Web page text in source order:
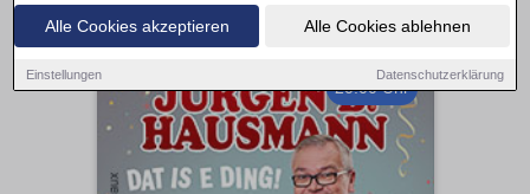
Alle Cookies akzeptieren Alle Cookies ablehnen
Einstellungen Datenschutzerklärung
20:00 Uhr